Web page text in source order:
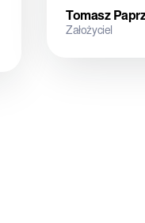
rynki UK, FR,
Tomasz
Założyciel